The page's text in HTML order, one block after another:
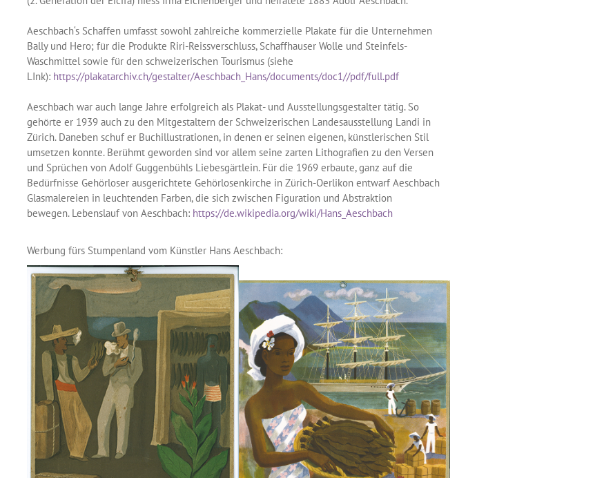
Aeschbach‘s Schaffen umfasst sowohl zahlreiche kommerzielle Plakate für die Unternehmen
Bally und Hero; für die Produkte Riri-Reissverschluss, Schaffhauser Wolle und Steinfels-
Waschmittel sowie für den schweizerischen Tourismus (siehe
LInk): https://plakatarchiv.ch/gestalter/Aeschbach_Hans/documents/doc1//pdf/full.pdf
Aeschbach war auch lange Jahre erfolgreich als Plakat- und Ausstellungsgestalter tätig. So
gehörte er 1939 auch zu den Mitgestaltern der Schweizerischen Landesausstellung Landi in
Zürich. Daneben schuf er Buchillustrationen, in denen er seinen eigenen, künstlerischen Stil
umsetzen konnte. Berühmt geworden sind vor allem seine zarten Lithografien zu den Versen
und Sprüchen von Adolf Guggenbühls Liebesgärtlein. Für die 1969 erbaute, ganz auf die
Bedürfnisse Gehörloser ausgerichtete Gehörlosenkirche in Zürich-Oerlikon entwarf Aeschbach
Glasmalereien in leuchtenden Farben, die sich zwischen Figuration und Abstraktion
bewegen. Lebenslauf von Aeschbach: https://de.wikipedia.org/wiki/Hans_Aeschbach
Werbung fürs Stumpenland vom Künstler Hans Aeschbach: